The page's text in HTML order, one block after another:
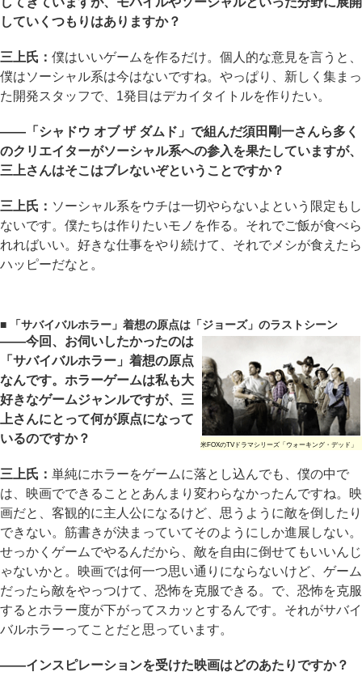
していくつもりはありますか？
三上氏： 僕はいいゲームを作るだけ。個人的な意見を言うと、
僕はソーシャル系は今はないですね。やっぱり、新しく集まっ
た開発スタッフで、1発目はデカイタイトルを作りたい。
――「シャドウ オブ ザ ダムド」で組んだ須田剛一さんら多く
のクリエイターがソーシャル系への参入を果たしていますが、
三上さんはそこはブレないぞということですか？
三上氏： ソーシャル系をウチは一切やらないよという限定もし
ないです。僕たちは作りたいモノを作る。それでご飯が食べら
れればいい。好きな仕事をやり続けて、それでメシが食えたら
ハッピーだなと。
■ 「サバイバルホラー」着想の原点は「ジョーズ」のラストシーン
米FOXのTVドラマシリーズ「ウォーキング・デッド」
――今回、お伺いしたかったのは
「サバイバルホラー」着想の原点
なんです。ホラーゲームは私も大
好きなゲームジャンルですが、三
上さんにとって何が原点になって
いるのですか？
三上氏： 単純にホラーをゲームに落とし込んでも、僕の中で
は、映画でできることとあんまり変わらなかったんですね。映
画だと、客観的に主人公になるけど、思うように敵を倒したり
できない。筋書きが決まっていてそのようにしか進展しない。
せっかくゲームでやるんだから、敵を自由に倒せてもいいんじ
ゃないかと。映画では何一つ思い通りにならないけど、ゲーム
だったら敵をやっつけて、恐怖を克服できる。で、恐怖を克服
するとホラー度が下がってスカッとするんです。それがサバイ
バルホラーってことだと思っています。
――インスピレーションを受けた映画はどのあたりですか？